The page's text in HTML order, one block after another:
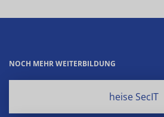
NOCH MEHR WEITERBILDUNG
heise SecIT